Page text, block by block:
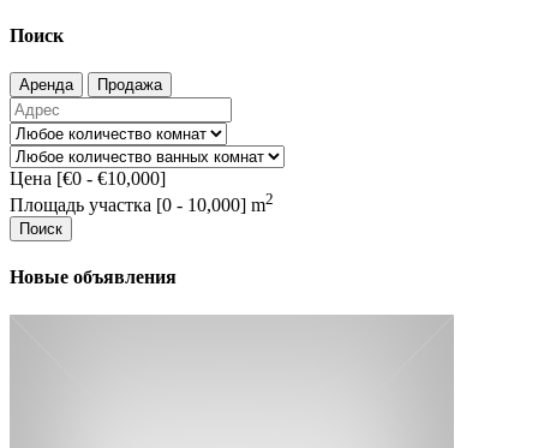
Поиск
Аренда Продажа
Цена [€0 - €10,000]
Площадь участка [0 - 10,000] m2
Поиск
Новые объявления